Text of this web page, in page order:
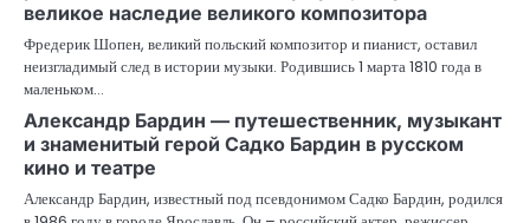
великое наследие великого композитора
Фредерик Шопен, великий польский композитор и пианист, оставил
неизгладимый след в истории музыки. Родившись 1 марта 1810 года в
маленьком…
Александр Бардин — путешественник, музыкант
и знаменитый герой Садко Бардин в русском
кино и театре
Александр Бардин, известный под псевдонимом Садко Бардин, родился